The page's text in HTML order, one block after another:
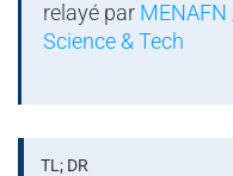
relayé par
Science & Tech
TL; DR